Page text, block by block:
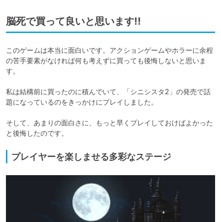
脳死で買って良いと思います!!
このゲームは本当に面白いです。アクションゲームやホラーに余程
の苦手要素がなければ何も考えずに買っても後悔しないと思いま
す。
私は結構前に買ったのに積んでいて、「シニシスタ2」の発売で話
題になっているのをきっかけにプレイしました。
そして、あまりの面白さに、もっと早くプレイしておけばよかった
と後悔したのです。
プレイヤーを楽しませる多彩なステージ